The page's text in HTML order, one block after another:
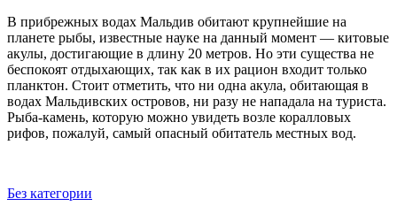
В прибрежных водах Мальдив обитают крупнейшие на
планете рыбы, известные науке на данный момент — китовые
акулы, достигающие в длину 20 метров. Но эти существа не
беспокоят отдыхающих, так как в их рацион входит только
планктон. Стоит отметить, что ни одна акула, обитающая в
водах Мальдивских островов, ни разу не нападала на туриста.
Рыба-камень, которую можно увидеть возле коралловых
рифов, пожалуй, самый опасный обитатель местных вод.
Без категории